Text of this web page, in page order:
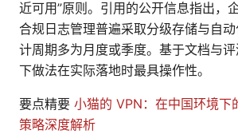
近可用”原则。引用的公开信息指出，
合规日志管理普遍采取分级存储与自
计周期多为月度或季度。基于文档与
下做法在实际落地时最具操作性。
要点精要 小猫的 VPN：在中国环境下
策略深度解析